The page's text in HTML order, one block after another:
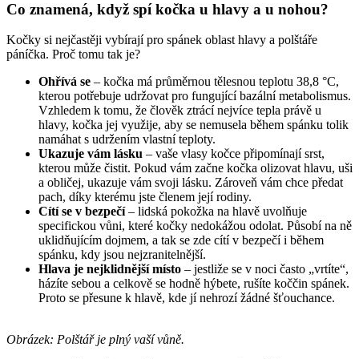
Co znamená, když spí kočka u hlavy a u nohou?
Kočky si nejčastěji vybírají pro spánek oblast hlavy a polštáře
páníčka. Proč tomu tak je?
Ohřívá se – kočka má průměrnou tělesnou teplotu 38,8 °C,
kterou potřebuje udržovat pro fungující bazální metabolismus.
Vzhledem k tomu, že člověk ztrácí nejvíce tepla právě u
hlavy, kočka jej využije, aby se nemusela během spánku tolik
namáhat s udržením vlastní teploty.
Ukazuje vám lásku – vaše vlasy kočce připomínají srst,
kterou může čistit. Pokud vám začne kočka olizovat hlavu, uši
a obličej, ukazuje vám svoji lásku. Zároveň vám chce předat
pach, díky kterému jste členem její rodiny.
Cítí se v bezpečí– lidská pokožka na hlavě uvolňuje
specifickou vůni, které kočky nedokážou odolat. Působí na ně
uklidňujícím dojmem, a tak se zde cítí v bezpečí i během
spánku, kdy jsou nejzranitelnější.
Hlava je nejklidnější místo – jestliže se v noci často „vrtíte“,
házíte sebou a celkově se hodně hýbete, rušíte koččin spánek.
Proto se přesune k hlavě, kde jí nehrozí žádné šťouchance.
Obrázek: Polštář je plný vaší vůně.